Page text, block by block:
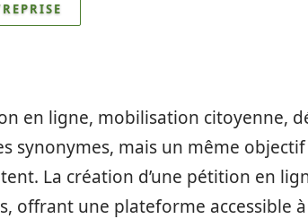
en ligne, mobilisation citoyenne,
synonymes, mais un même
La création d’une pétition en
offrant une plateforme accessible